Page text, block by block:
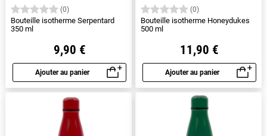
(0)
Bouteille isotherme Serpentard
350 ml
9,90 €
Ajouter au panier
Aperçu rapide
(0)
Bouteille isotherme Honeydukes
500 ml
11,90 €
Ajouter au panier
Aperçu rapide